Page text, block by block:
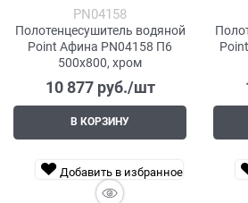
PN04158
Полотенцесушитель водяной
Point Афина PN04158 П6
500x800, хром
10 877 руб./шт
В КОРЗИНУ
Добавить в избранное